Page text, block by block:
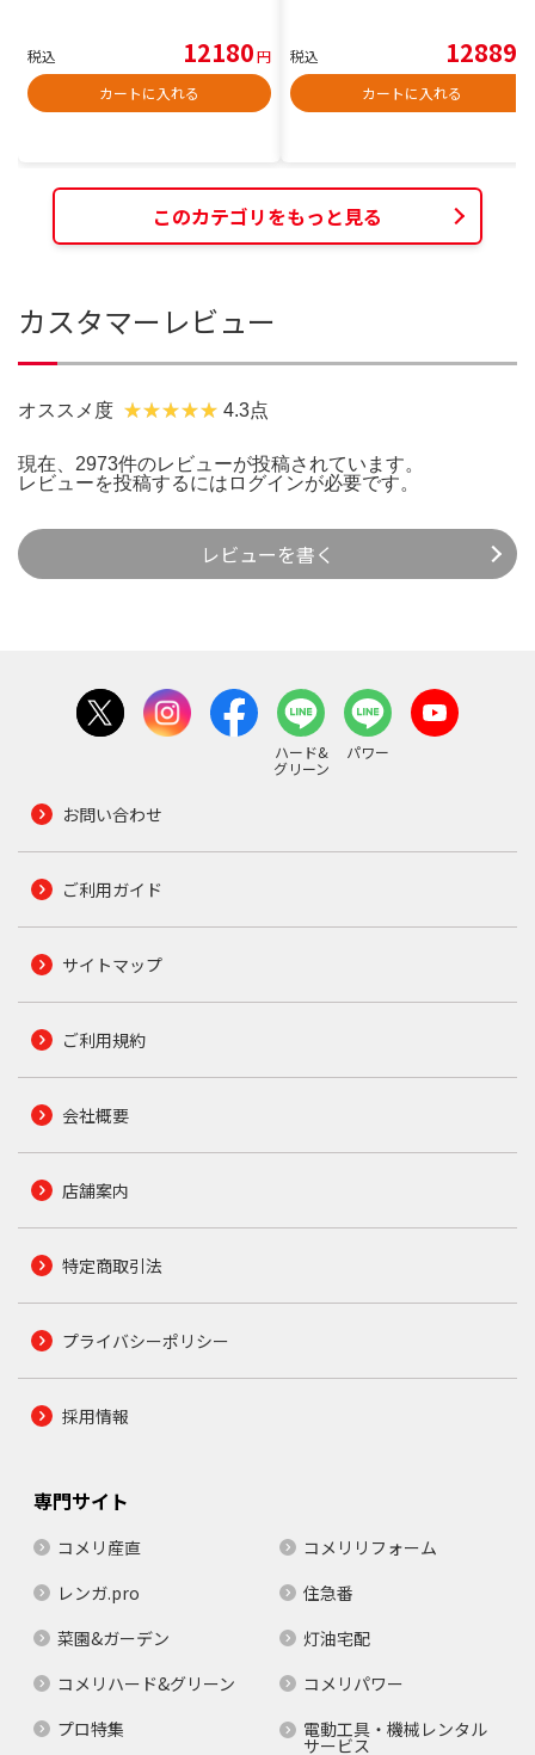
税込 12180円
カートに入れる
税込 12889
カートに入れる
このカテゴリをもっと見る
カスタマーレビュー
オススメ度 4.3点
現在、2973件のレビューが投稿されています。
レビューを投稿するには ログインが必要です。
レビューを書く
ハード&
グリーン
パワー
お問い合わせ
ご利用ガイド
サイトマップ
ご利用規約
会社概要
店舗案内
特定商取引法
プライバシーポリシー
採用情報
専門サイト
コメリ産直
コメリリフォーム
レンガ.pro
住急番
菜園&ガーデン
灯油宅配
コメリハード&グリーン
コメリパワー
プロ特集
電動工具・機械レンタル
サービス